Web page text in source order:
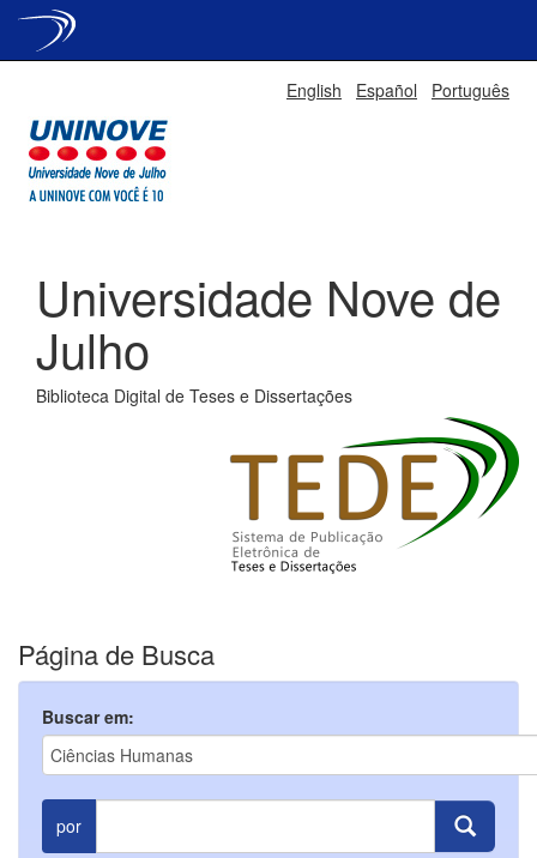
English Español Português
Universidade Nove de
Julho
Biblioteca Digital de Teses e Dissertações
Página de Busca
Buscar em:
por